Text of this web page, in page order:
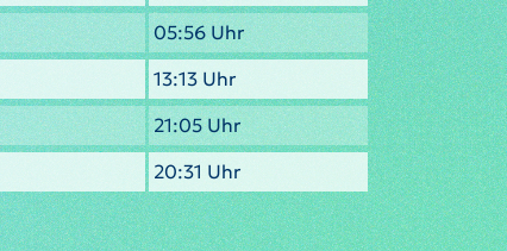
05:56 Uhr
13:13 Uhr
21:05 Uhr
20:31 Uhr